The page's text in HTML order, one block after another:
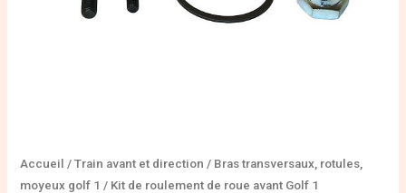
Accueil /Train avant et direction / Bras transversaux, rotules,
moyeux golf 1 / Kit de roulement de roue avant Golf 1